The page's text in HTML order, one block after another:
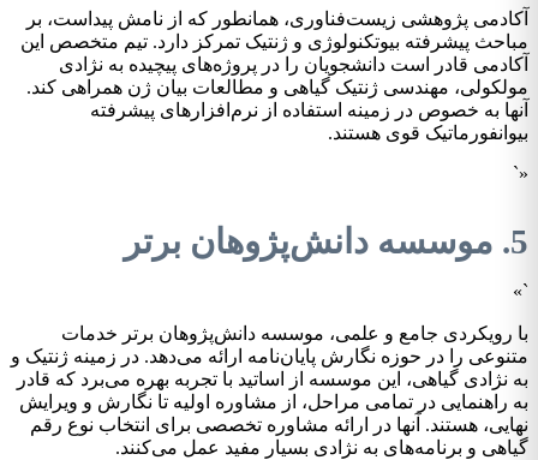
آکادمی پژوهشی زیست‌فناوری، همانطور که از نامش پیداست، بر
مباحث پیشرفته بیوتکنولوژی و ژنتیک تمرکز دارد. تیم متخصص این
آکادمی قادر است دانشجویان را در پروژه‌های پیچیده به نژادی
مولکولی، مهندسی ژنتیک گیاهی و مطالعات بیان ژن همراهی کند.
آنها به خصوص در زمینه استفاده از نرم‌افزارهای پیشرفته
بیوانفورماتیک قوی هستند.
«`
5. موسسه دانش‌پژوهان برتر
`»
با رویکردی جامع و علمی، موسسه دانش‌پژوهان برتر خدمات
متنوعی را در حوزه نگارش پایان‌نامه ارائه می‌دهد. در زمینه ژنتیک و
به نژادی گیاهی، این موسسه از اساتید با تجربه بهره می‌برد که قادر
به راهنمایی در تمامی مراحل، از مشاوره اولیه تا نگارش و ویرایش
نهایی، هستند. آنها در ارائه مشاوره تخصصی برای انتخاب نوع رقم
گیاهی و برنامه‌های به نژادی بسیار مفید عمل می‌کنند.